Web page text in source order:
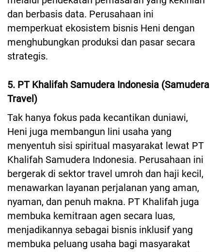
dan berbasis data. Perusahaan ini
memperkuat ekosistem bisnis Heni dengan
menghubungkan produksi dan pasar secara
strategis.
5. PT Khalifah Samudera Indonesia (Samudera
Travel)
Tak hanya fokus pada kecantikan duniawi,
Heni juga membangun lini usaha yang
menyentuh sisi spiritual masyarakat lewat PT
Khalifah Samudera Indonesia. Perusahaan ini
bergerak di sektor travel umroh dan haji kecil,
menawarkan layanan perjalanan yang aman,
nyaman, dan penuh makna. PT Khalifah juga
membuka kemitraan agen secara luas,
menjadikannya sebagai bisnis inklusif yang
membuka peluang usaha bagi masyarakat